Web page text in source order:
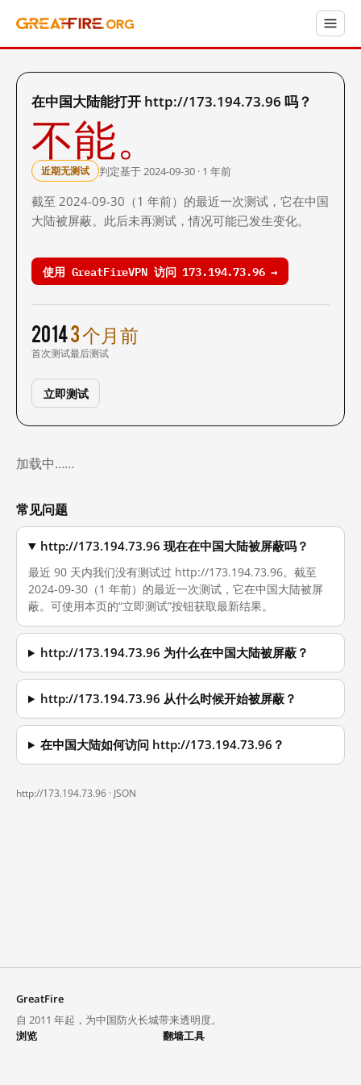
在中国大陆能打开 http://173.194.73.96 吗？
不能。
近期无测试 判定基于 2024-09-30 · 1 年前
截至 2024-09-30（1 年前）的最近一次测试，它在中国
大陆被屏蔽。此后未再测试，情况可能已发生变化。
使用 GreatFireVPN 访问 173.194.73.96 →
2014
首次测试
3 个月前
最后测试
立即测试
加载中……
常见问题
http://173.194.73.96 现在在中国大陆被屏蔽吗？
最近 90 天内我们没有测试过 http://173.194.73.96。截至
2024-09-30（1 年前）的最近一次测试，它在中国大陆被屏
蔽。可使用本页的“立即测试”按钮获取最新结果。
http://173.194.73.96 为什么在中国大陆被屏蔽？
http://173.194.73.96 从什么时候开始被屏蔽？
在中国大陆如何访问 http://173.194.73.96？
http://173.194.73.96 · JSON
GreatFire
自 2011 年起，为中国防火长城带来透明度。
浏览
翻墙工具